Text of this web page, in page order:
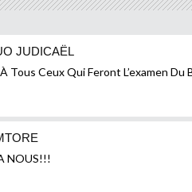
JUDICAËL
Tous Ceux Qui Feront L’examen Du
NOUS!!!